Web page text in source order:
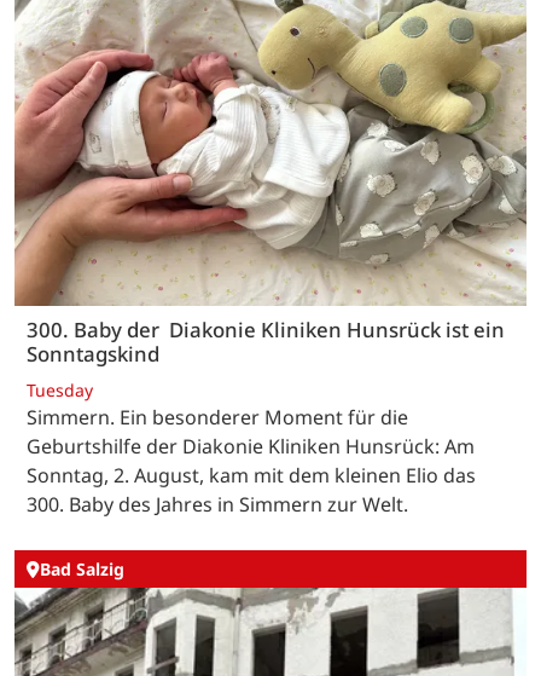
300. Baby der Diakonie Kliniken Hunsrück ist ein
Sonntagskind
Tuesday
Simmern. Ein besonderer Moment für die
Geburtshilfe der Diakonie Kliniken Hunsrück: Am
Sonntag, 2. August, kam mit dem kleinen Elio das
300. Baby des Jahres in Simmern zur Welt.
Bad Salzig